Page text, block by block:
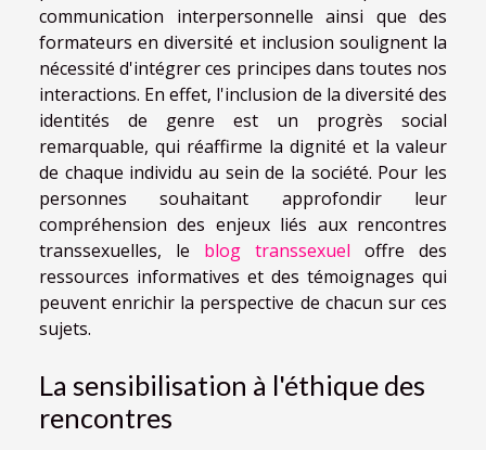
communication interpersonnelle ainsi que des
formateurs en diversité et inclusion soulignent la
nécessité d'intégrer ces principes dans toutes nos
interactions. En effet, l'inclusion de la diversité des
identités de genre est un progrès social
remarquable, qui réaffirme la dignité et la valeur
de chaque individu au sein de la société. Pour les
personnes souhaitant approfondir leur
compréhension des enjeux liés aux rencontres
transsexuelles, le blog transsexuel offre des
ressources informatives et des témoignages qui
peuvent enrichir la perspective de chacun sur ces
sujets.
La sensibilisation à l'éthique des
rencontres